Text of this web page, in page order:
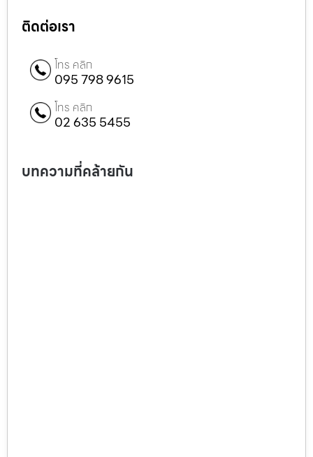
ติดต่อเรา
โทร คลิก
095 798 9615
โทร คลิก
02 635 5455
บทความที่คล้ายกัน